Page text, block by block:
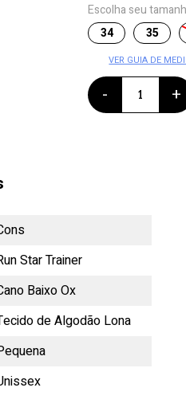
Escolha seu
34
35
VER GUIA DE
- +
Star Trainer
Baixo Ox
de Algodão Lona